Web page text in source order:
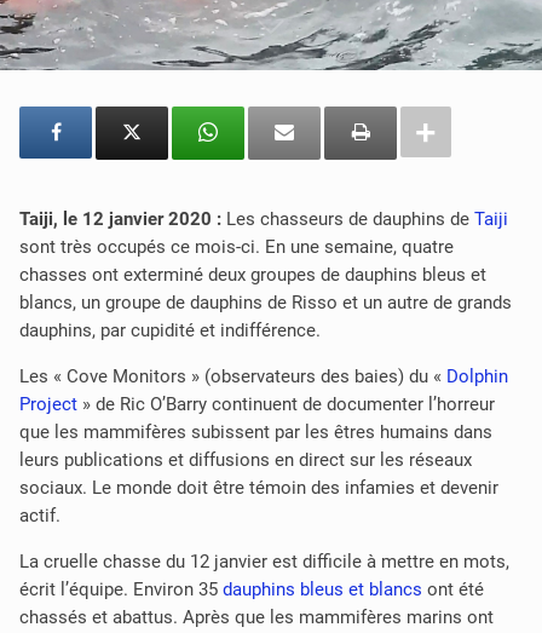
Taiji, le 12 janvier 2020 : Les chasseurs de dauphins deTaiji
sont très occupés ce mois-ci. En une semaine, quatre
chasses ont exterminé deux groupes de dauphins bleus et
blancs, un groupe de dauphins de Risso et un autre de grands
dauphins, par cupidité et indifférence.
Les « Cove Monitors » (observateurs des baies) du « Dolphin
Project » de Ric O’Barry continuent de documenter l’horreur
que les mammifères subissent par les êtres humains dans
leurs publications et diffusions en direct sur les réseaux
sociaux. Le monde doit être témoin des infamies et devenir
actif.
La cruelle chasse du 12 janvier est difficile à mettre en mots,
écrit l’équipe. Environ 35dauphins bleus et blancs ont été
chassés et abattus. Après que les mammifères marins ont